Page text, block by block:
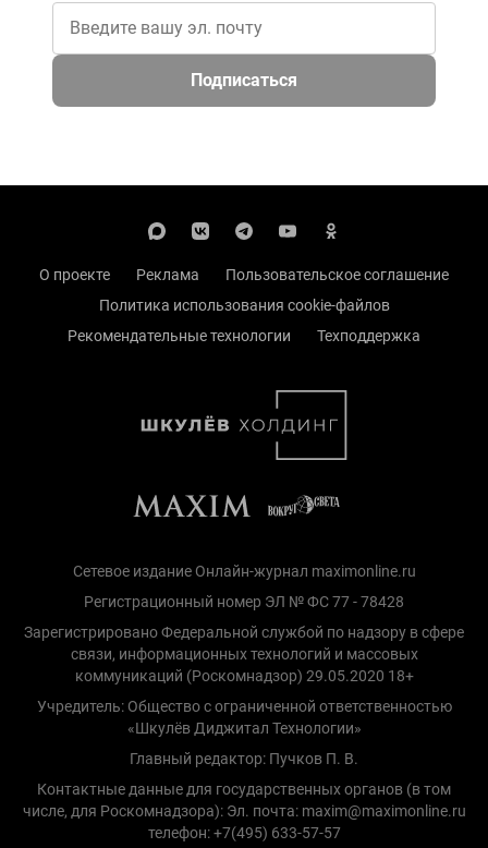
Подписаться
О проекте Реклама
Пользовательское соглашение
Политика использования cookie-файлов
Рекомендательные технологии
Техподдержка
Сетевое издание Онлайн-журнал maximonline.ru
Регистрационный номер ЭЛ № ФС 77 - 78428
Зарегистрировано Федеральной службой по надзору в сфере
связи, информационных технологий и массовых
коммуникаций (Роскомнадзор) 29.05.2020 18+
Учредитель: Общество с ограниченной ответственностью
«Шкулёв Диджитал Технологии»
Главный редактор: Пучков П. В.
Контактные данные для государственных органов (в том
числе, для Роскомнадзора): Эл. почта: maxim@maximonline.ru
телефон: +7(495) 633-57-57